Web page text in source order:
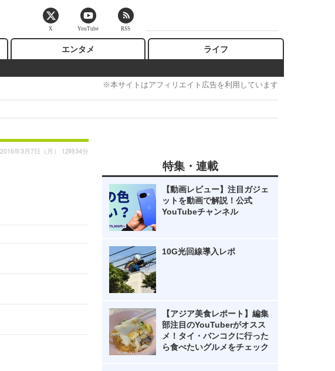
エンタメ ライフ
※本サイトはアフィリエイト広告を利用しています
2016年3月7日（月） 12時34分
特集・連載
【動画レビュー】注目ガジェ
ットを動画で解説！公式
YouTubeチャンネル
10G光回線導入レポ
【アジア美食レポート】編集
部注目のYouTuberがオスス
メ！タイ・バンコクに行った
ら食べたいグルメをチェック
X YouTube RSS